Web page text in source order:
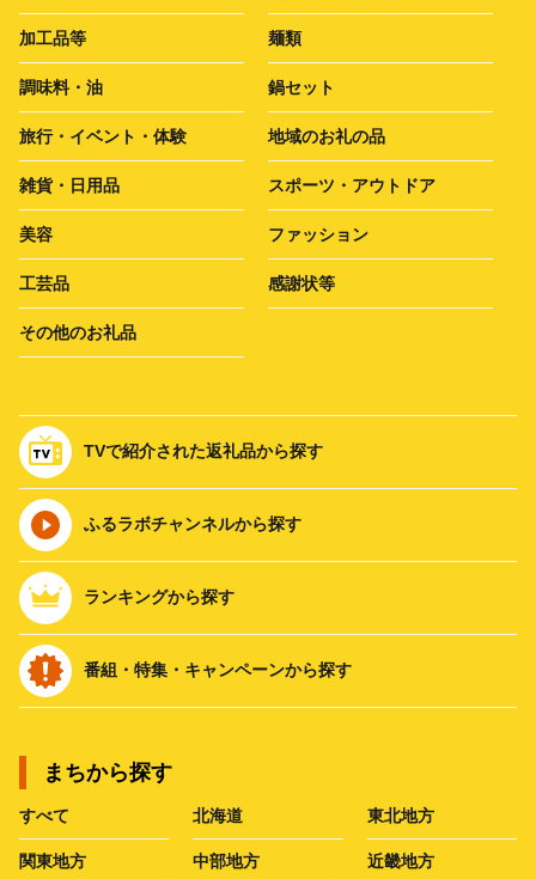
加工品等 麺類
調味料・油 鍋セット
旅行・イベント・体験 地域のお礼の品
雑貨・日用品 スポーツ・アウトドア
美容 ファッション
工芸品 感謝状等
その他のお礼品
TVで紹介された返礼品から探す
ふるラボチャンネルから探す
ランキングから探す
番組・特集・キャンペーンから探す
まちから探す
すべて 北海道 東北地方
関東地方 中部地方 近畿地方